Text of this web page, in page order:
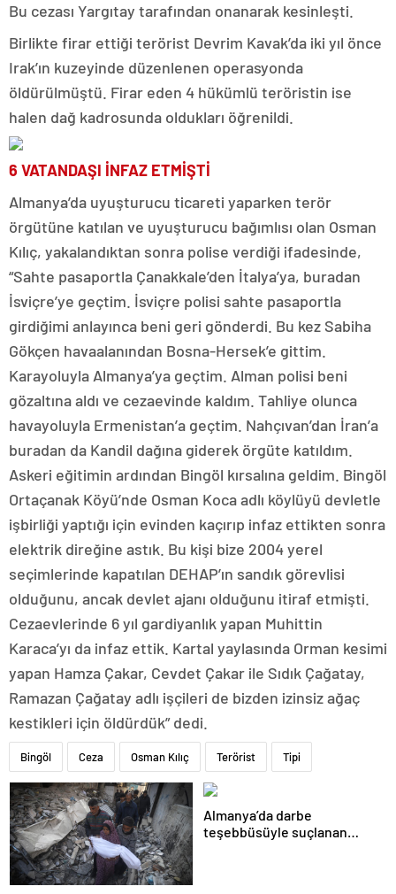
Bu cezası Yargıtay tarafından onanarak kesinleşti.
Birlikte firar ettiği terörist Devrim Kavak’da iki yıl önce
Irak’ın kuzeyinde düzenlenen operasyonda
öldürülmüştü. Firar eden 4 hükümlü teröristin ise
halen dağ kadrosunda oldukları öğrenildi.
6 VATANDAŞI İNFAZ ETMİŞTİ
Almanya’da uyuşturucu ticareti yaparken terör
örgütüne katılan ve uyuşturucu bağımlısı olan Osman
Kılıç, yakalandıktan sonra polise verdiği ifadesinde,
“Sahte pasaportla Çanakkale’den İtalya’ya, buradan
İsviçre’ye geçtim. İsviçre polisi sahte pasaportla
girdiğimi anlayınca beni geri gönderdi. Bu kez Sabiha
Gökçen havaalanından Bosna-Hersek’e gittim.
Karayoluyla Almanya’ya geçtim. Alman polisi beni
gözaltına aldı ve cezaevinde kaldım. Tahliye olunca
havayoluyla Ermenistan’a geçtim. Nahçıvan’dan İran’a
buradan da Kandil dağına giderek örgüte katıldım.
Askeri eğitimin ardından Bingöl kırsalına geldim. Bingöl
Ortaçanak Köyü’nde Osman Koca adlı köylüyü devletle
işbirliği yaptığı için evinden kaçırıp infaz ettikten sonra
elektrik direğine astık. Bu kişi bize 2004 yerel
seçimlerinde kapatılan DEHAP’ın sandık görevlisi
olduğunu, ancak devlet ajanı olduğunu itiraf etmişti.
Cezaevlerinde 6 yıl gardiyanlık yapan Muhittin
Karaca’yı da infaz ettik. Kartal yaylasında Orman kesimi
yapan Hamza Çakar, Cevdet Çakar ile Sıdık Çağatay,
Ramazan Çağatay adlı işçileri de bizden izinsiz ağaç
kestikleri için öldürdük” dedi.
Bingöl Ceza Osman Kılıç Terörist Tipi
Almanya’da darbe
teşebbüsüyle suçlanan